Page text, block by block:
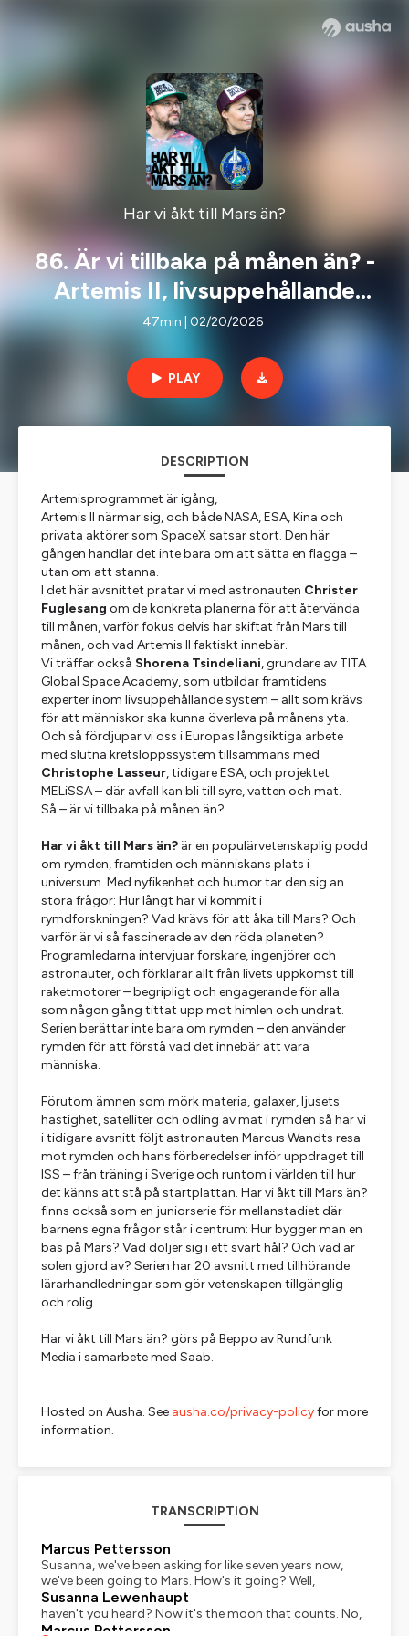
Har vi åkt till Mars än?
86. Är vi tillbaka på månen än? -
Artemis II, livsuppehållande
system och återvinning i rymden!
47min | 02/20/2026
PLAY
DESCRIPTION
Artemisprogrammet är igång,
Artemis II närmar sig, och både NASA, ESA, Kina och
privata aktörer som SpaceX satsar stort. Den här
gången handlar det inte bara om att sätta en flagga –
utan om att stanna.
I det här avsnittet pratar vi med astronauten Christer
Fuglesang om de konkreta planerna för att återvända
till månen, varför fokus delvis har skiftat från Mars till
månen, och vad Artemis II faktiskt innebär.
Vi träffar också Shorena Tsindeliani, grundare av TITA
Global Space Academy, som utbildar framtidens
experter inom livsuppehållande system – allt som krävs
för att människor ska kunna överleva på månens yta.
Och så fördjupar vi oss i Europas långsiktiga arbete
med slutna kretsloppssystem tillsammans med
Christophe Lasseur, tidigare ESA, och projektet
MELiSSA – där avfall kan bli till syre, vatten och mat.
Så – är vi tillbaka på månen än?
Har vi åkt till Mars än? är en populärvetenskaplig podd
om rymden, framtiden och människans plats i
universum. Med nyfikenhet och humor tar den sig an
stora frågor: Hur långt har vi kommit i
rymdforskningen? Vad krävs för att åka till Mars? Och
varför är vi så fascinerade av den röda planeten?
Programledarna intervjuar forskare, ingenjörer och
astronauter, och förklarar allt från livets uppkomst till
raketmotorer – begripligt och engagerande för alla
som någon gång tittat upp mot himlen och undrat.
Serien berättar inte bara om rymden – den använder
rymden för att förstå vad det innebär att vara
människa.
Förutom ämnen som mörk materia, galaxer, ljusets
hastighet, satelliter och odling av mat i rymden så har vi
i tidigare avsnitt följt astronauten Marcus Wandts resa
mot rymden och hans förberedelser inför uppdraget till
ISS – från träning i Sverige och runtom i världen till hur
det känns att stå på startplattan. Har vi åkt till Mars än?
finns också som en juniorserie för mellanstadiet där
barnens egna frågor står i centrum: Hur bygger man en
bas på Mars? Vad döljer sig i ett svart hål? Och vad är
solen gjord av? Serien har 20 avsnitt med tillhörande
lärarhandledningar som gör vetenskapen tillgänglig
och rolig.
Har vi åkt till Mars än? görs på Beppo av Rundfunk
Media i samarbete med Saab.
Hosted on Ausha. See ausha.co/privacy-policyfor more
information.
TRANSCRIPTION
Marcus Pettersson
Susanna, we've been asking for like seven years now,
we've been going to Mars. How's it going? Well,
Susanna Lewenhaupt
haven't you heard? Now it's the moon that counts. No,
Marcus Pettersson